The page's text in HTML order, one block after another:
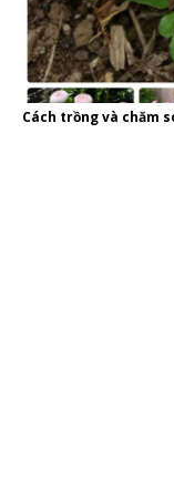
Cách trồng và chăm